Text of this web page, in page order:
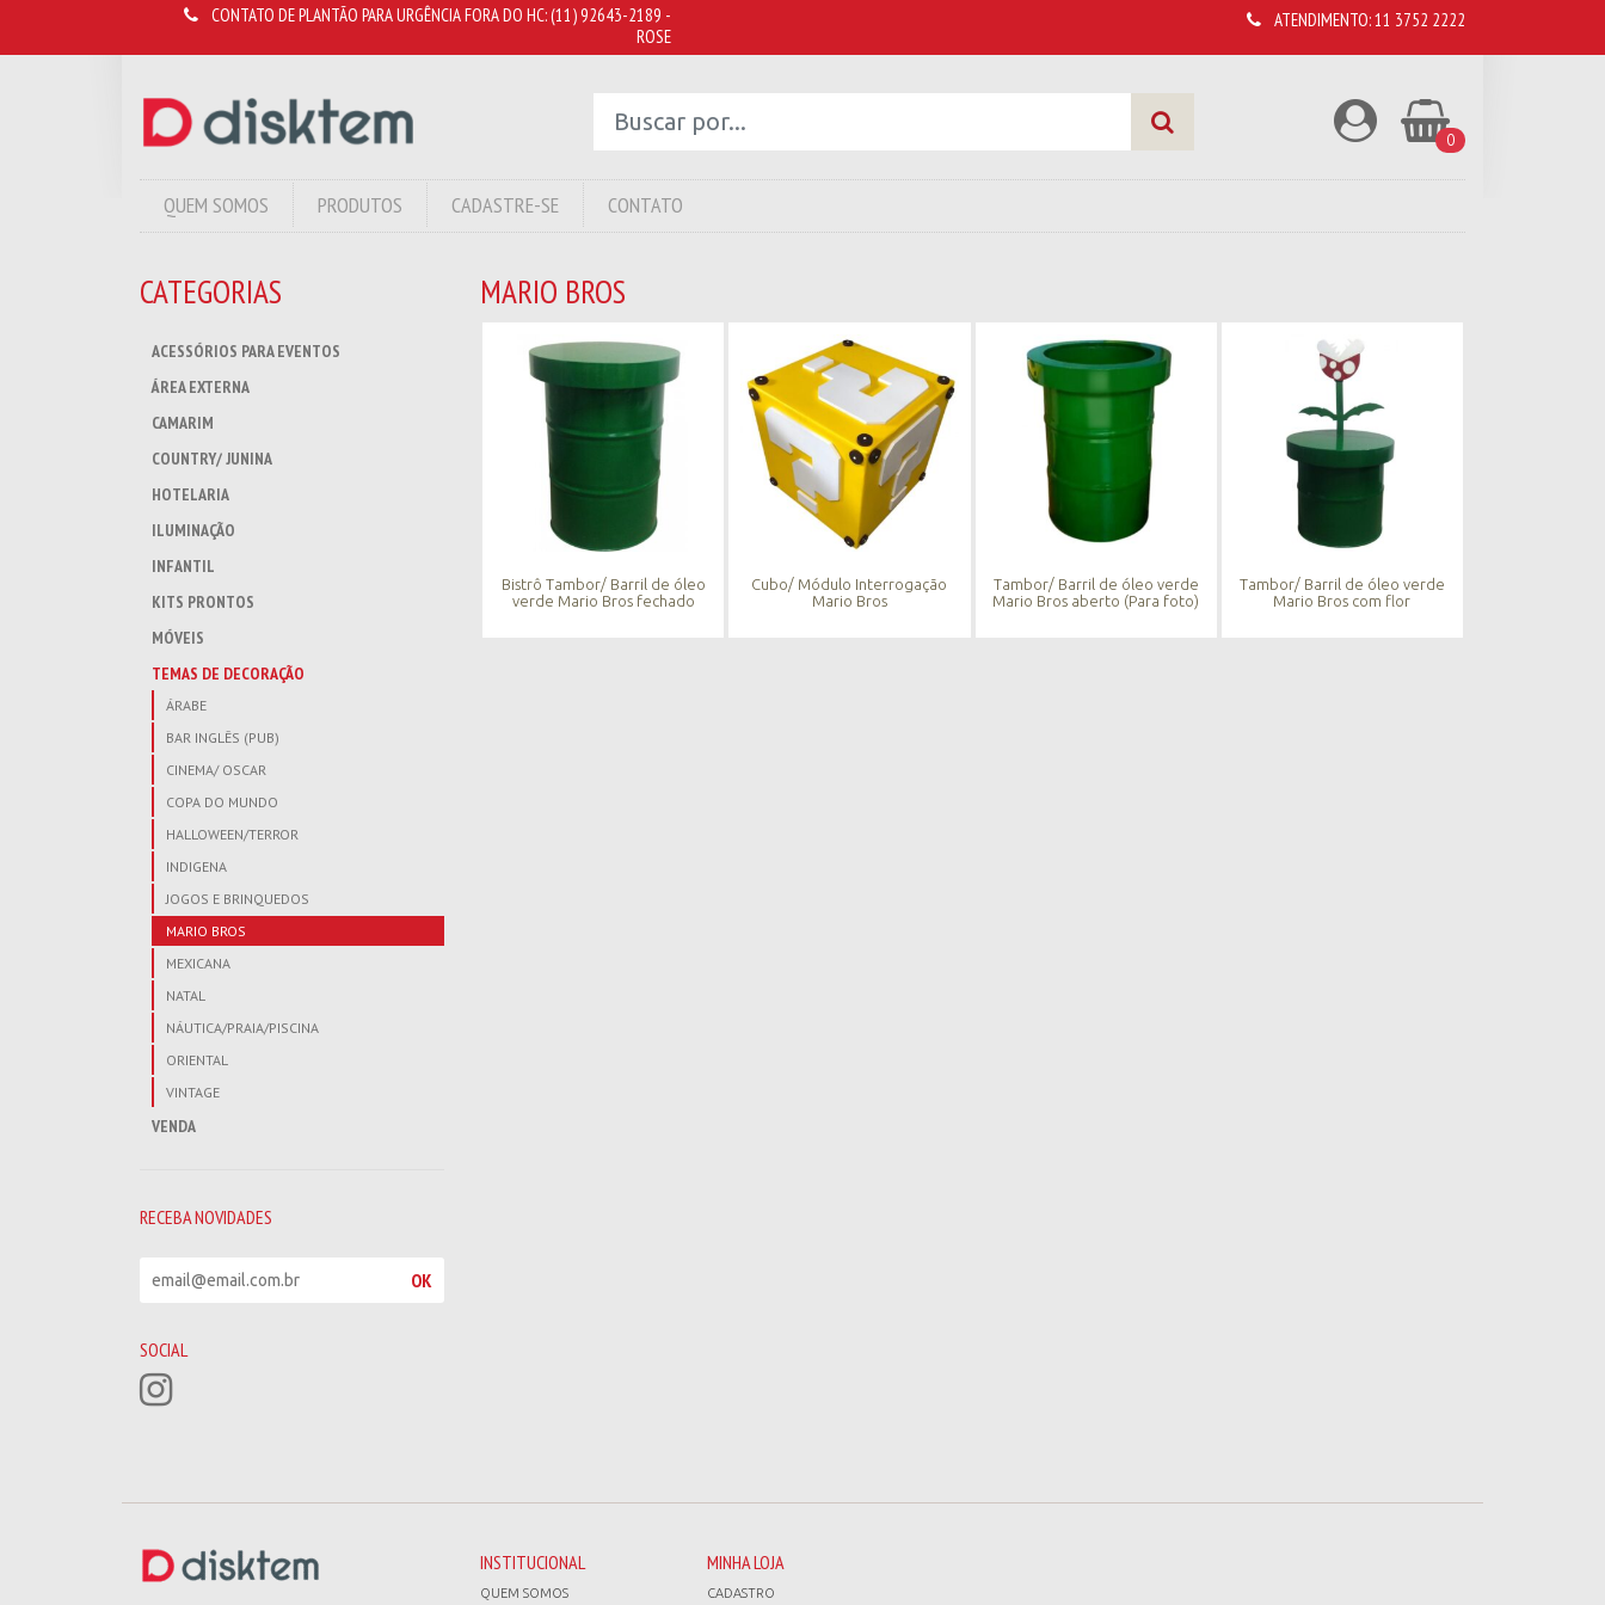
CONTATO DE PLANTÃO PARA URGÊNCIA FORA DO HC:(11) 92643-2189 -
ROSE
ATENDIMENTO:11 3752 2222
0
QUEM SOMOS PRODUTOS CADASTRE-SE CONTATO
CATEGORIAS
ACESSÓRIOS PARA EVENTOS
ÁREA EXTERNA
CAMARIM
COUNTRY/ JUNINA
HOTELARIA
ILUMINAÇÃO
INFANTIL
KITS PRONTOS
MÓVEIS
TEMAS DE DECORAÇÃO
ÁRABE
BAR INGLÊS (PUB)
CINEMA/ OSCAR
COPA DO MUNDO
HALLOWEEN/TERROR
INDIGENA
JOGOS E BRINQUEDOS
MARIO BROS
MEXICANA
NATAL
NÁUTICA/PRAIA/PISCINA
ORIENTAL
VINTAGE
VENDA
RECEBA NOVIDADES
e
b
a
n
d
d
e
OK
SOCIAL
MARIO BROS
Bistrô Tambor/ Barril de óleo
verde Mario Bros fechado
Cubo/ Módulo Interrogação
Mario Bros
Tambor/ Barril de óleo verde
Mario Bros aberto (Para foto)
Tambor/ Barril de óleo verde
Mario Bros com flor
INSTITUCIONAL
QUEM SOMOS
MINHA LOJA
CADASTRO